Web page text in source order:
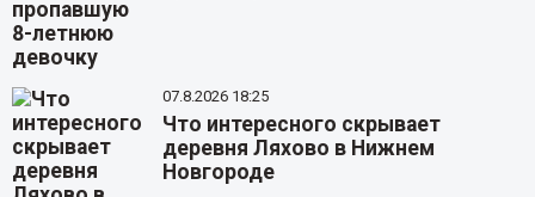
07.8.2026 18:25
Что интересного скрывает
деревня Ляхово в Нижнем
Новгороде